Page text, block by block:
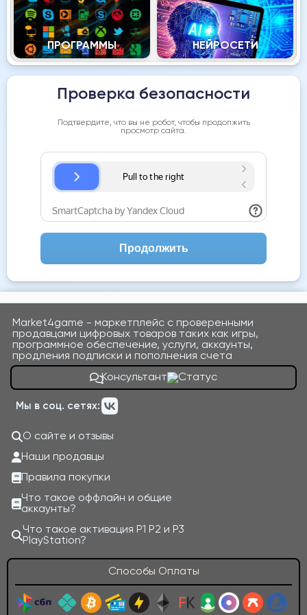
ПРОГРАММЫ НЕЙРОСЕТИ
Проверка безопасности
Подтвердите, что вы не робот, чтобы продолжить
просмотр сайта.
Продолжить
Market4game - маркетплейс с проверенными
продавцами цифровых товаров таких как игры,
программное обеспечение, услуги, аккаунты,
продления подписки и пополнения счета
Консультант
Мы в соц. сетях:
О сайте и отзывы
Наши продавцы
Правила покупки
Что такое оффлайн и общие
аккаунты?
Что такое активация P1 P2 и P3
PlayStation?
Способы Оплаты